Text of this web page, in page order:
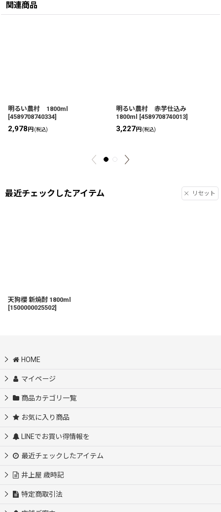
関連商品
明るい農村 1800ml
[4589708740334]
2,978 円 (税込)
明るい農村 赤芋仕込み
1800ml
[4589708740013]
3,227円 (税込)
最近チェックしたアイテム リセット
天狗櫻 新焼酎 1800ml
[1500000025502]
HOME
マイページ
商品カテゴリ一覧
お気に入り商品
LINEでお買い得情報を
最近チェックしたアイテム
井上屋 歳時記
特定商取引法